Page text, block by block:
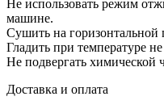
Не использовать режим
машине.
Сушить на горизонтальной
Гладить при температуре
Не подвергать химической
Доставка и оплата